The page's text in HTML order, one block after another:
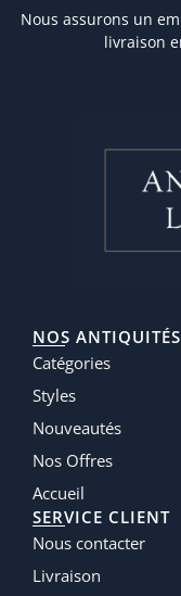
Nous assurons un
livraison
NOS ANTIQUITÉS
Catégories
Styles
Nouveautés
Nos Offres
Accueil
SERVICE CLIENT
Nous contacter
Livraison